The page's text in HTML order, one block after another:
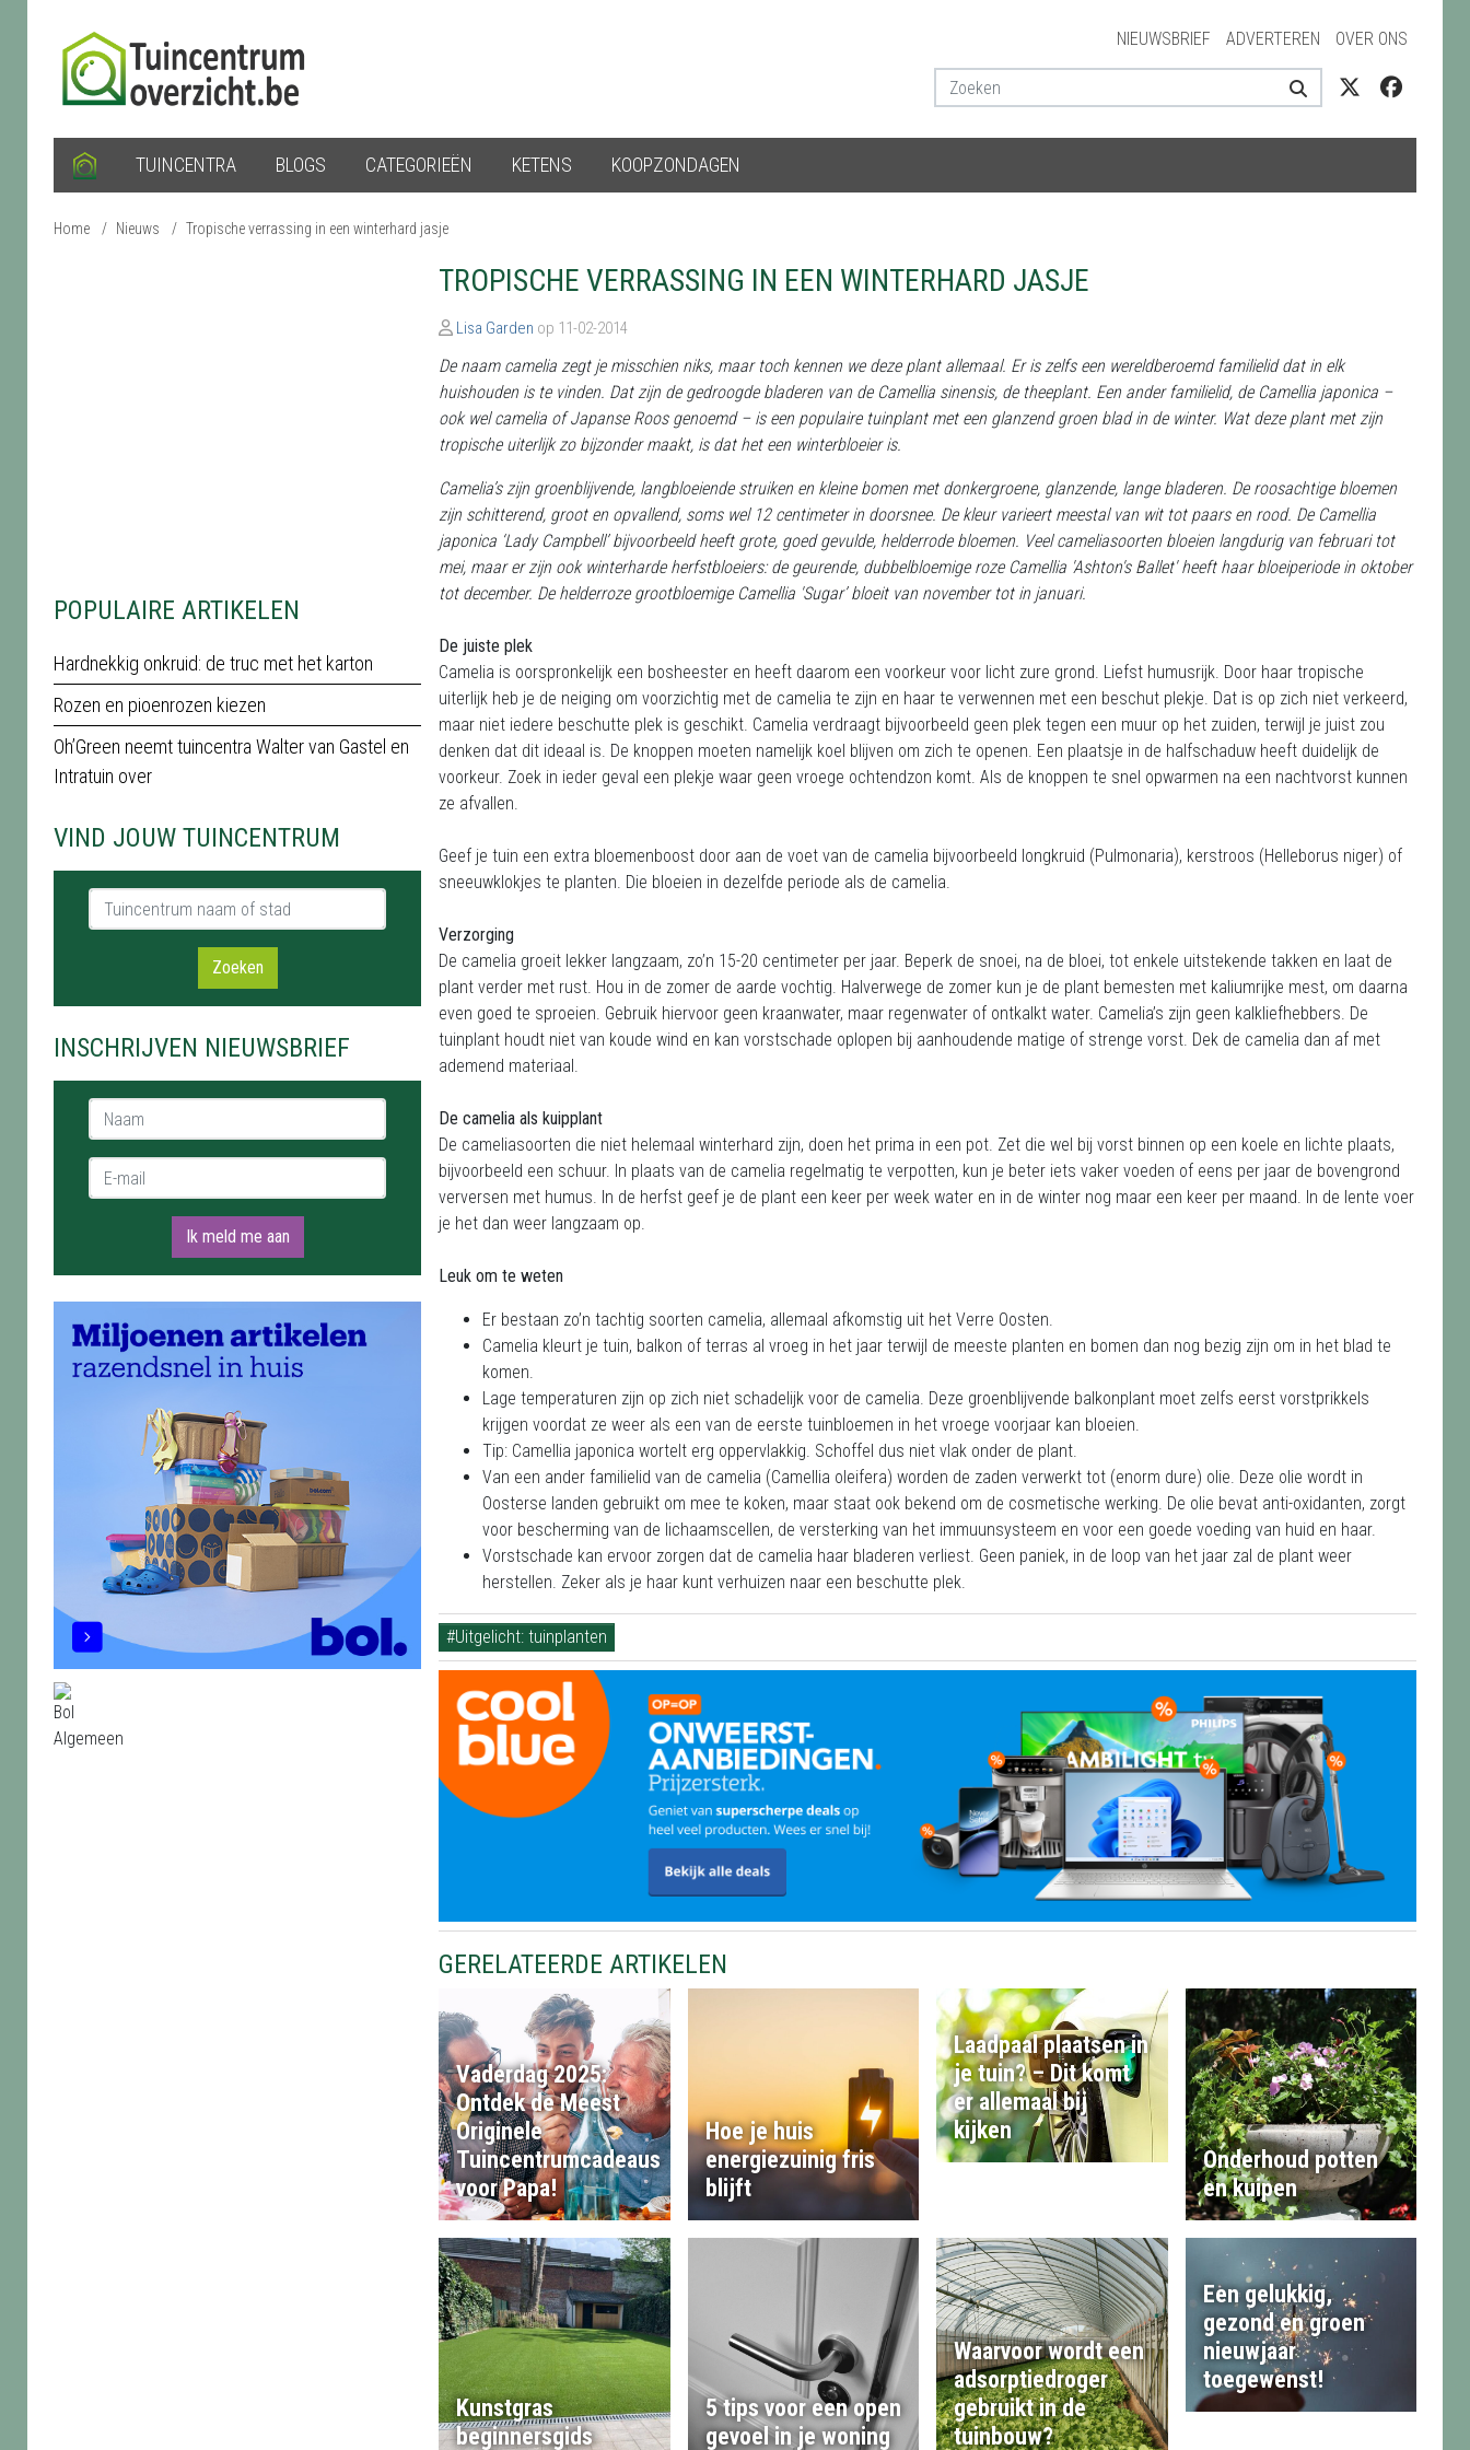
NIEUWSBRIEF ADVERTEREN OVER ONS
TUINCENTRA BLOGS CATEGORIEËN KETENS KOOPZONDAGEN
Home / Nieuws / Tropische verrassing in een winterhard jasje
POPULAIRE ARTIKELEN
Hardnekkig onkruid: de truc met het karton
Rozen en pioenrozen kiezen
Oh’Green neemt tuincentra Walter van Gastel en
Intratuin over
VIND JOUW TUINCENTRUM
Tuincentrum naam of stad
Zoeken
INSCHRIJVEN NIEUWSBRIEF
Naam *
E-mail *
Ik meld me aan
TROPISCHE VERRASSING IN EEN WINTERHARD JASJE
Lisa Garden op 11-02-2014
De naam camelia zegt je misschien niks, maar toch kennen we deze plant allemaal. Er is zelfs een wereldberoemd familielid dat in elk
huishouden is te vinden. Dat zijn de gedroogde bladeren van de Camellia sinensis, de theeplant. Een ander familielid, de Camellia japonica –
ook wel camelia of Japanse Roos genoemd – is een populaire tuinplant met een glanzend groen blad in de winter. Wat deze plant met zijn
tropische uiterlijk zo bijzonder maakt, is dat het een winterbloeier is.
Camelia’s zijn groenblijvende, langbloeiende struiken en kleine bomen met donkergroene, glanzende, lange bladeren. De roosachtige bloemen
zijn schitterend, groot en opvallend, soms wel 12 centimeter in doorsnee. De kleur varieert meestal van wit tot paars en rood. De Camellia
japonica ‘Lady Campbell’ bijvoorbeeld heeft grote, goed gevulde, helderrode bloemen. Veel cameliasoorten bloeien langdurig van februari tot
mei, maar er zijn ook winterharde herfstbloeiers: de geurende, dubbelbloemige roze Camellia 'Ashton's Ballet' heeft haar bloeiperiode in oktober
tot december. De helderroze grootbloemige Camellia 'Sugar’ bloeit van november tot in januari.
De juiste plek
Camelia is oorspronkelijk een bosheester en heeft daarom een voorkeur voor licht zure grond. Liefst humusrijk. Door haar tropische
uiterlijk heb je de neiging om voorzichtig met de camelia te zijn en haar te verwennen met een beschut plekje. Dat is op zich niet verkeerd,
maar niet iedere beschutte plek is geschikt. Camelia verdraagt bijvoorbeeld geen plek tegen een muur op het zuiden, terwijl je juist zou
denken dat dit ideaal is. De knoppen moeten namelijk koel blijven om zich te openen. Een plaatsje in de halfschaduw heeft duidelijk de
voorkeur. Zoek in ieder geval een plekje waar geen vroege ochtendzon komt. Als de knoppen te snel opwarmen na een nachtvorst kunnen
ze afvallen.
Geef je tuin een extra bloemenboost door aan de voet van de camelia bijvoorbeeld longkruid (Pulmonaria), kerstroos (Helleborus niger) of
sneeuwklokjes te planten. Die bloeien in dezelfde periode als de camelia.
Verzorging
De camelia groeit lekker langzaam, zo’n 15-20 centimeter per jaar. Beperk de snoei, na de bloei, tot enkele uitstekende takken en laat de
plant verder met rust. Hou in de zomer de aarde vochtig. Halverwege de zomer kun je de plant bemesten met kaliumrijke mest, om daarna
even goed te sproeien. Gebruik hiervoor geen kraanwater, maar regenwater of ontkalkt water. Camelia’s zijn geen kalkliefhebbers. De
tuinplant houdt niet van koude wind en kan vorstschade oplopen bij aanhoudende matige of strenge vorst. Dek de camelia dan af met
ademend materiaal.
De camelia als kuipplant
De cameliasoorten die niet helemaal winterhard zijn, doen het prima in een pot. Zet die wel bij vorst binnen op een koele en lichte plaats,
bijvoorbeeld een schuur. In plaats van de camelia regelmatig te verpotten, kun je beter iets vaker voeden of eens per jaar de bovengrond
verversen met humus. In de herfst geef je de plant een keer per week water en in de winter nog maar een keer per maand. In de lente voer
je het dan weer langzaam op.
Leuk om te weten
Er bestaan zo’n tachtig soorten camelia, allemaal afkomstig uit het Verre Oosten.
Camelia kleurt je tuin, balkon of terras al vroeg in het jaar terwijl de meeste planten en bomen dan nog bezig zijn om in het blad te
komen.
Lage temperaturen zijn op zich niet schadelijk voor de camelia. Deze groenblijvende balkonplant moet zelfs eerst vorstprikkels
krijgen voordat ze weer als een van de eerste tuinbloemen in het vroege voorjaar kan bloeien.
Tip: Camellia japonica wortelt erg oppervlakkig. Schoffel dus niet vlak onder de plant.
Van een ander familielid van de camelia (Camellia oleifera) worden de zaden verwerkt tot (enorm dure) olie. Deze olie wordt in
Oosterse landen gebruikt om mee te koken, maar staat ook bekend om de cosmetische werking. De olie bevat anti-oxidanten, zorgt
voor bescherming van de lichaamscellen, de versterking van het immuunsysteem en voor een goede voeding van huid en haar.
Vorstschade kan ervoor zorgen dat de camelia haar bladeren verliest. Geen paniek, in de loop van het jaar zal de plant weer
herstellen. Zeker als je haar kunt verhuizen naar een beschutte plek.
#Uitgelicht: tuinplanten
GERELATEERDE ARTIKELEN
Vaderdag 2025:
Ontdek de Meest
Originele
Tuincentrumcadeaus
voor Papa!
Hoe je huis
energiezuinig fris
blijft
Laadpaal plaatsen in
je tuin? – Dit komt
er allemaal bij
kijken
Onderhoud potten
en kuipen
Kunstgras
beginnersgids
5 tips voor een open
gevoel in je woning
Waarvoor wordt een
adsorptiedroger
gebruikt in de
tuinbouw?
Een gelukkig,
gezond en groen
nieuwjaar
toegewenst!